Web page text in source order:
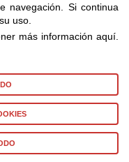
SL. - All Rights
navegación. Si continua
uso.
más información aquí.